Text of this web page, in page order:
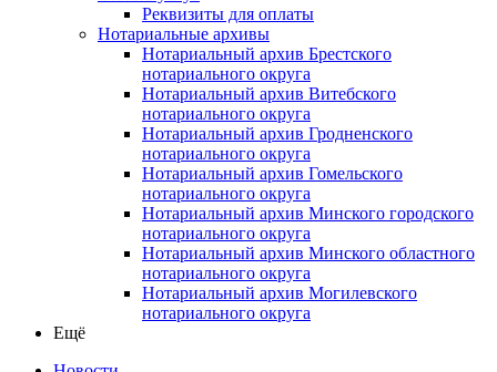
Реквизиты для оплаты
Нотариальные архивы
Нотариальный архив Брестского
нотариального округа
Нотариальный архив Витебского
нотариального округа
Нотариальный архив Гродненского
нотариального округа
Нотариальный архив Гомельского
нотариального округа
Нотариальный архив Минского городского
нотариального округа
Нотариальный архив Минского областного
нотариального округа
Нотариальный архив Могилевского
нотариального округа
Ещё